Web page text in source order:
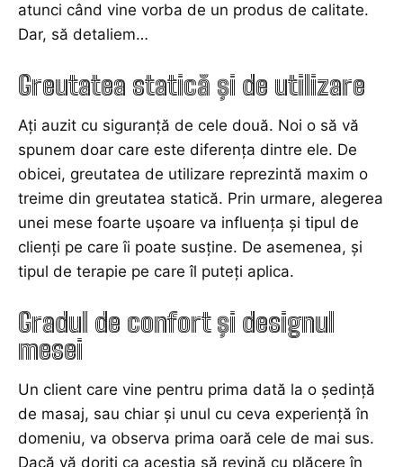
atunci când vine vorba de un produs de calitate.
Dar, să detaliem…
Greutatea statică şi de utilizare
Ați auzit cu siguranță de cele două. Noi o să vă
spunem doar care este diferența dintre ele. De
obicei, greutatea de utilizare reprezintă maxim o
treime din greutatea statică. Prin urmare, alegerea
unei mese foarte uşoare va influenţa şi tipul de
clienţi pe care îi poate susţine. De asemenea, şi
tipul de terapie pe care îl puteți aplica.
Gradul de confort şi designul
mesei
Un client care vine pentru prima dată la o ședință
de masaj, sau chiar și unul cu ceva experiență în
domeniu, va observa prima oară cele de mai sus.
Dacă vă doriți ca aceștia să revină cu plăcere în